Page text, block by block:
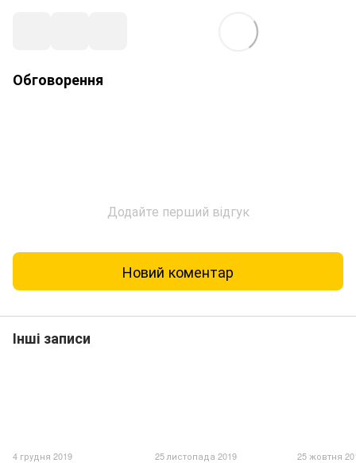
Обговорення
Додайте перший відгук
Новий коментар
Інші записи
4 грудня 2019 25 листопада 2019 25 жовтня